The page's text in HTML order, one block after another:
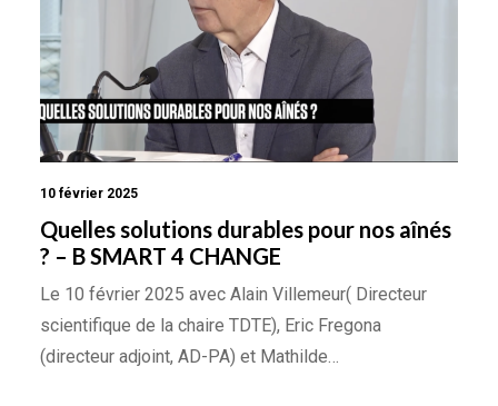
10 février 2025
Quelles solutions durables pour nos aînés
? – B SMART 4 CHANGE
Le 10 février 2025 avec Alain Villemeur( Directeur
scientifique de la chaire TDTE), Eric Fregona
(directeur adjoint, AD-PA) et Mathilde…